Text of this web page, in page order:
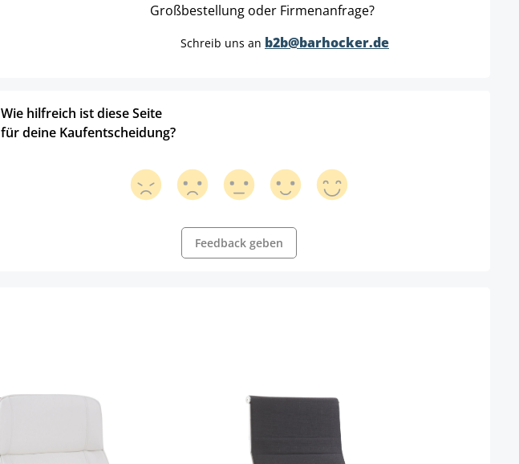
Großbestellung oder Firmenanfrage?
Schreib uns an b2b@barhocker.de
Wie hilfreich ist diese Seite
für deine Kaufentscheidung?
Feedback geben